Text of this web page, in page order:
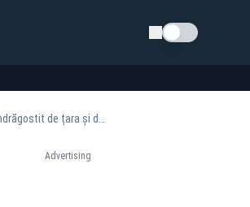
Schimba tema
Advertising